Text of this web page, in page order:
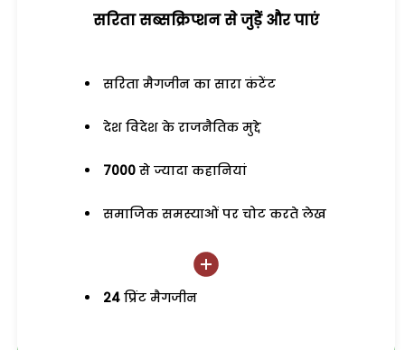
सरिता सब्सक्रिप्शन से जुड़ेें और पाएं
सरिता मैगजीन का सारा कंटेंट
देश विदेश के राजनैतिक मुद्दे
7000 से ज्यादा कहानियां
समाजिक समस्याओं पर चोट करते लेख
24 प्रिंट मैगजीन